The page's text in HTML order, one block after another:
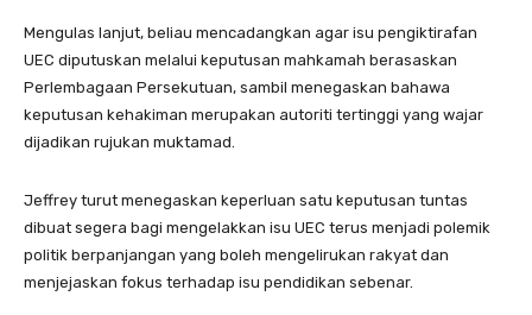
Mengulas lanjut, beliau mencadangkan agar isu pengiktirafan
UEC diputuskan melalui keputusan mahkamah berasaskan
Perlembagaan Persekutuan, sambil menegaskan bahawa
keputusan kehakiman merupakan autoriti tertinggi yang wajar
dijadikan rujukan muktamad.
Jeffrey turut menegaskan keperluan satu keputusan tuntas
dibuat segera bagi mengelakkan isu UEC terus menjadi polemik
politik berpanjangan yang boleh mengelirukan rakyat dan
menjejaskan fokus terhadap isu pendidikan sebenar.